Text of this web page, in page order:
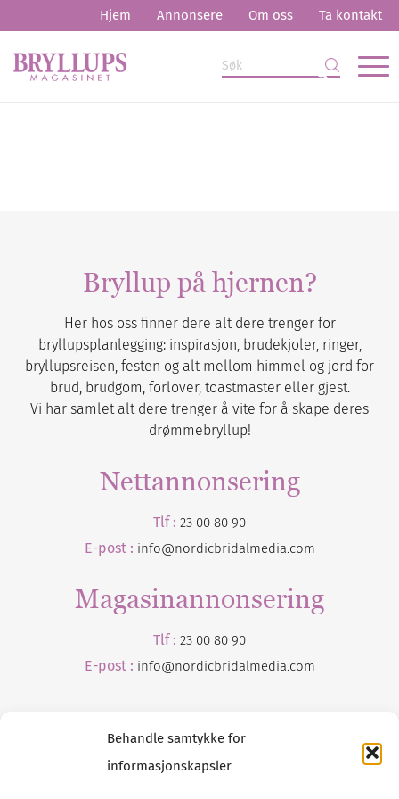
Behandle samtykke for
informasjonskapsler
Hjem Annonsere Om oss Ta kontakt
Bryllup på hjernen?
Her hos oss finner dere alt dere trenger for
bryllupsplanlegging: inspirasjon, brudekjoler, ringer,
bryllupsreisen, festen og alt mellom himmel og jord for
brud, brudgom, forlover, toastmaster eller gjest.
Vi har samlet alt dere trenger å vite for å skape deres
drømmebryllup!
Nettannonsering
Tlf : 23 00 80 90
E-post : info@nordicbridalmedia.com
Magasinannonsering
Tlf : 23 00 80 90
E-post : info@nordicbridalmedia.com